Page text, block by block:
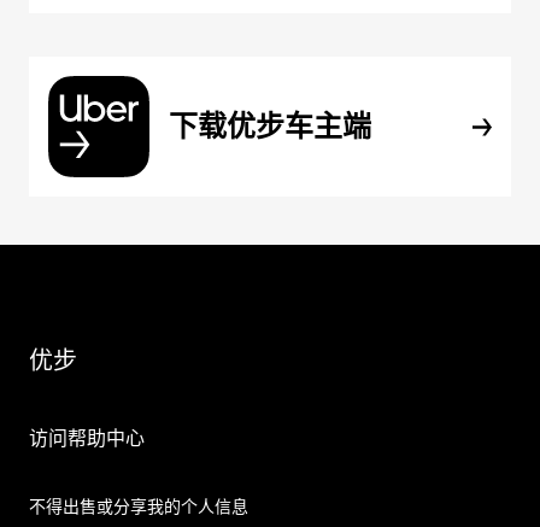
下载优步车主端
优步
访问帮助中心
不得出售或分享我的个人信息